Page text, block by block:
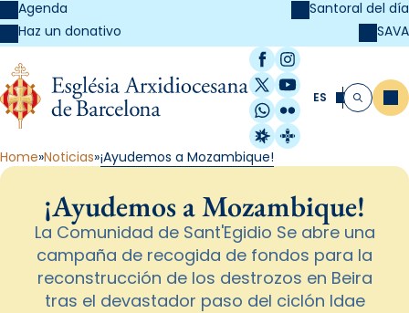
Agenda
Haz un donativo
Santoral del día
SAVA
Facebook
Instagram
X / Twitter
YouTube
WhatsApp
Flickr
Radio Estel
Catalunya
ES Buscar
Home Noticias ¡Ayudemos a Mozambique!
¡Ayudemos a Mozambique!
La Comunidad de Sant'Egidio Se abre una
campaña de recogida de fondos para la
reconstrucción de los destrozos en Beira
tras el devastador paso del ciclón Idae